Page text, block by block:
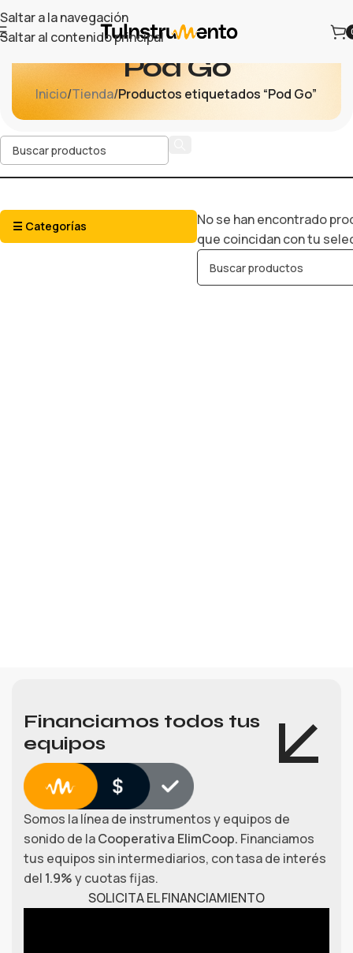
Saltar a la navegación
Saltar al contenido principal
Pod Go
Inicio/Tienda/Productos etiquetados “Pod Go”
☰ Categorías
No se han encontrado
que coincidan con tu
Financiamos todos tus
equipos
Somos la línea de instrumentos y equipos de
sonido de laCooperativa ElimCoop. Financiamos
tus equipos sin intermediarios, con tasa de interés
del 1.9%y cuotas fijas.
SOLICITA EL FINANCIAMIENTO